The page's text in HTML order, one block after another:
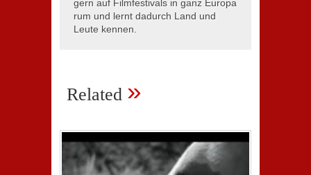
gern auf Filmfestivals in ganz Europa
rum und lernt dadurch Land und
Leute kennen.
Related »